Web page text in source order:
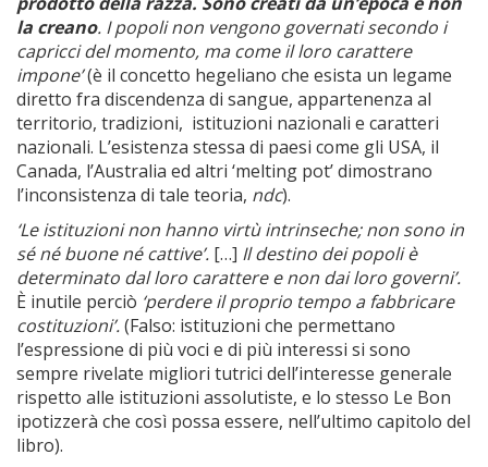
la creano. I popoli non vengono governati secondo i
capricci del momento, ma come il loro carattere
impone’(è il concetto hegeliano che esista un legame
diretto fra discendenza di sangue, appartenenza al
territorio, tradizioni, istituzioni nazionali e caratteri
nazionali. L’esistenza stessa di paesi come gli USA, il
Canada, l’Australia ed altri ‘melting pot’ dimostrano
l’inconsistenza di tale teoria, ndc).
‘Le istituzioni non hanno virtù intrinseche; non sono in
sé né buone né cattive’. […] Il destino dei popoli è
determinato dal loro carattere e non dai loro governi’.
È inutile perciò ‘perdere il proprio tempo a fabbricare
costituzioni’.(Falso: istituzioni che permettano
l’espressione di più voci e di più interessi si sono
sempre rivelate migliori tutrici dell’interesse generale
rispetto alle istituzioni assolutiste, e lo stesso Le Bon
ipotizzerà che così possa essere, nell’ultimo capitolo del
libro).